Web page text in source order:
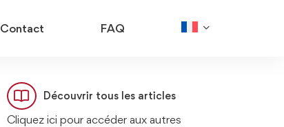
Contact FAQ
Découvrir tous les articles
Cliquez ici pour accéder aux autres